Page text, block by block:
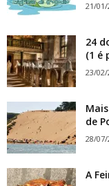
21/01/
24
(1 é
23/02/
de
28/07/
A